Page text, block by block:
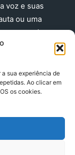
sua experiência de
Ao clicar em
os cookies.
voz e suas
ou uma
agora!
0001-36 End .
– Sala